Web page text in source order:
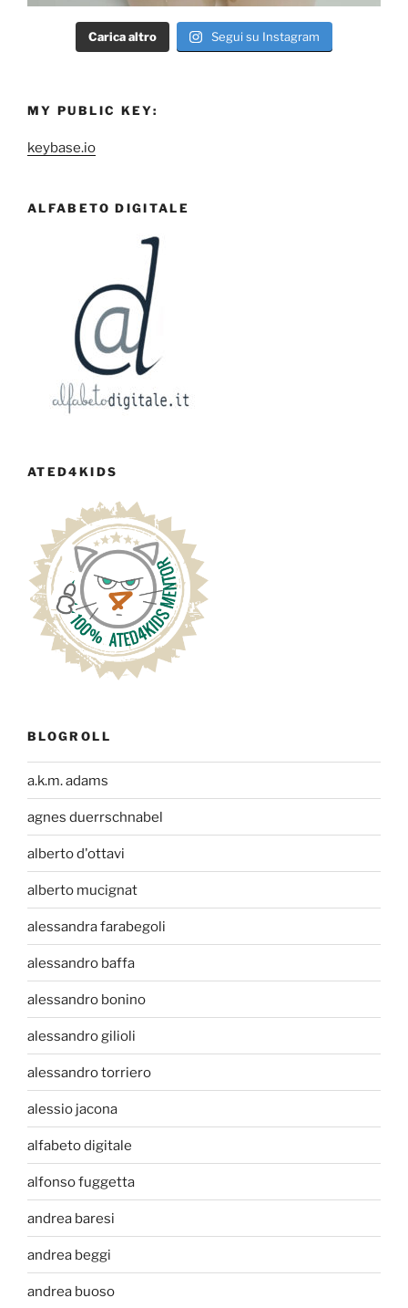
Carica altro Segui su Instagram
MY PUBLIC KEY:
keybase.io
ALFABETO DIGITALE
ATED4KIDS
BLOGROLL
a.k.m. adams
agnes duerrschnabel
alberto d'ottavi
alberto mucignat
alessandra farabegoli
alessandro baffa
alessandro bonino
alessandro gilioli
alessandro torriero
alessio jacona
alfabeto digitale
alfonso fuggetta
andrea baresi
andrea beggi
andrea buoso